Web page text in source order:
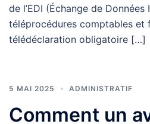
de l’EDI (Échange de
téléprocédures comptables et
télédéclaration obligatoire […]
5 MAI 2025 ADMINISTRATIF
Comment un